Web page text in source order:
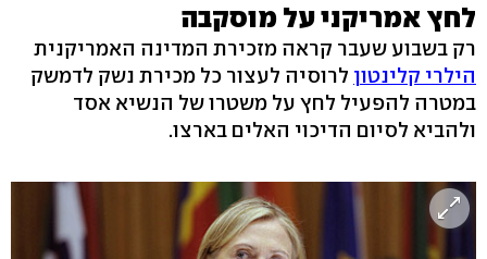
לחץ אמריקני על מוסקבה
רק בשבוע שעבר קראה מזכירת המדינה האמריקנית
הילרי קלינטון לרוסיה לעצור כל מכירת נשק לדמשק
במטרה להפעיל לחץ על משטרו של הנשיא אסד
ולהביא לסיום הדיכוי האלים בארצו.